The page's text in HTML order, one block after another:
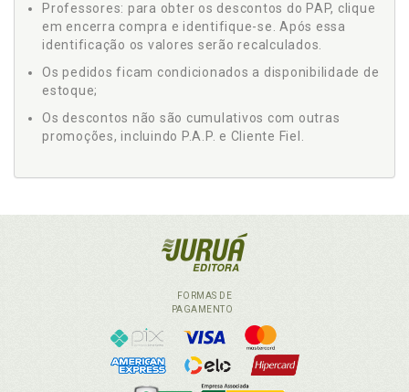
Professores: para obter os descontos do PAP, clique
em encerra compra e identifique-se. Após essa
identificação os valores serão recalculados.
Os pedidos ficam condicionados a disponibilidade de
estoque;
Os descontos não são cumulativos com outras
promoções, incluindo P.A.P. e Cliente Fiel.
FORMAS DE
PAGAMENTO